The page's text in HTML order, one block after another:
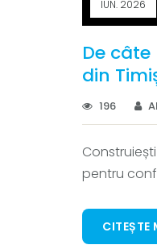
IUN. 2026
De
din
196
pentru
CITEȘTE